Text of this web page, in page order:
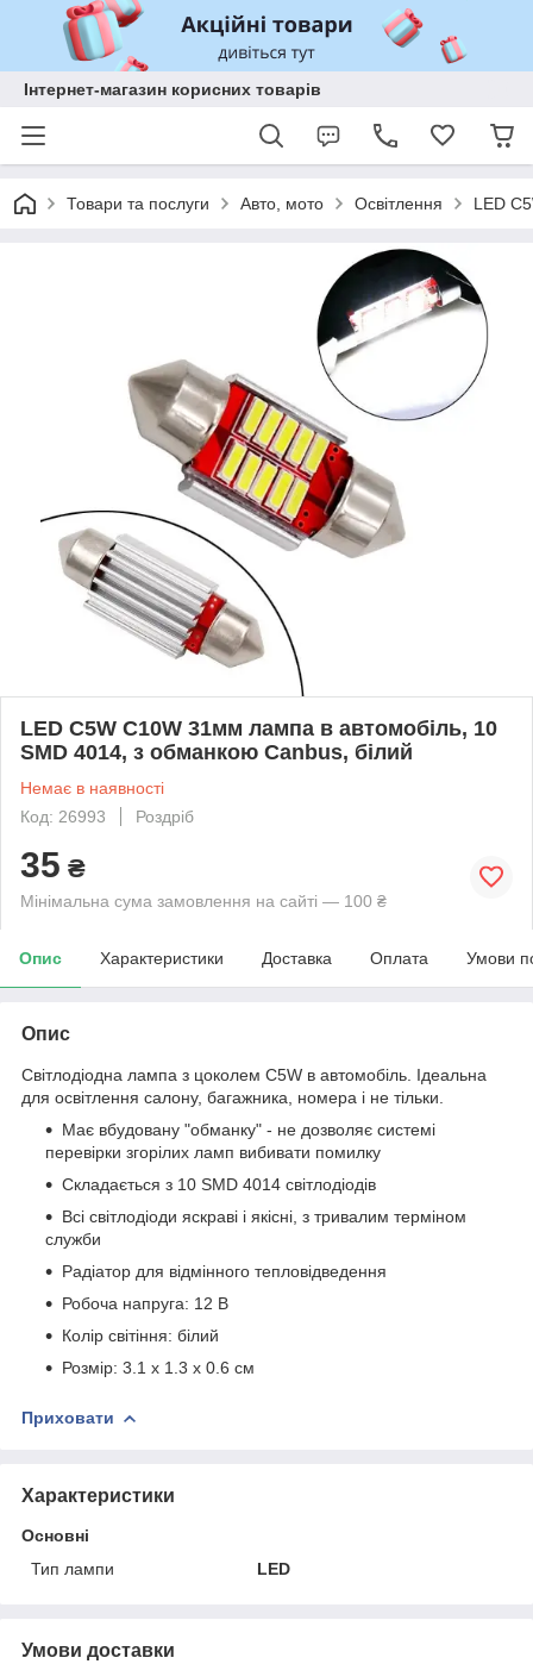
Інтернет-магазин корисних товарів
Товари та послуги Авто, мото Освітлення LED
LED C5W C10W 31мм лампа в автомобіль, 10
SMD 4014, з обманкою Canbus, білий
Немає в наявності
Код: 26993
Роздріб
35 ₴
Мінімальна сума замовлення на сайті — 100 ₴
Опис Характеристики Доставка Оплата Умови
Опис
Світлодіодна лампа з цоколем C5W в автомобіль. Ідеальна
для освітлення салону, багажника, номера і не тільки.
Має вбудовану "обманку" - не дозволяє системі
перевірки згорілих ламп вибивати помилку
Складається з 10 SMD 4014 світлодіодів
Всі світлодіоди яскраві і якісні, з тривалим терміном
служби
Радіатор для відмінного тепловідведення
Робоча напруга: 12 В
Колір світіння: білий
Розмір: 3.1 х 1.3 х 0.6 см
Приховати
Характеристики
Основні
Тип лампи
LED
Умови доставки